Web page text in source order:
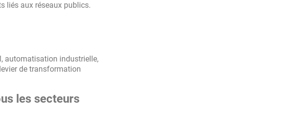
liés aux réseaux publics.
automatisation industrielle,
de transformation
les secteurs